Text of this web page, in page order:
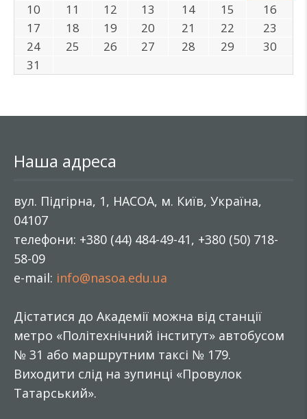
10
11 12 13 14 15
16
17
18 19 20 21 22
23
24
25 26 27 28 29
30
31
Наша адреса
вул. Підгірна, 1, НАСОА, м. Київ, Україна,
04107
телефони: +380 (44) 484-49-41, +380 (50) 718-
58-09
e-mail: info@nasoa.edu.ua
Дістатися до Академії можна від станції
метро «Політехнічний інститут» автобусом
№ 31 або маршрутним таксі № 179.
Виходити слід на зупинці «Провулок
Татарський».